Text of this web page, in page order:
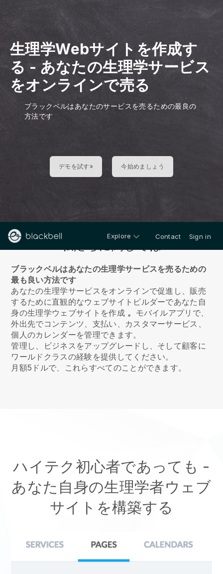
生理学Webサイトを作成す
る - あなたの生理学サービス
をオンラインで売る
ブラックベルはあなたのサービスを売るための最良の
方法です
デモを試す» 今始めましょう
Explore Contact Sign in
ブラックベルはあなたの生理学サービスを売るための
最も良い方法です
あなたの生理学サービスをオンラインで促進し、販売
するために直観的なウェブサイトビルダーであなた自
身の生理学ウェブサイトを作成 。 モバイルアプリで、
外出先でコンテンツ、支払い、カスタマーサービス、
個人のカレンダーを管理できます。
管理し、ビジネスをアップグレードし、そして顧客に
ワールドクラスの経験を提供してください。
月額5ドルで、これらすべてのことができます。
ハイテク初心者であっても -
あなた自身の生理学者ウェブ
サイトを構築する